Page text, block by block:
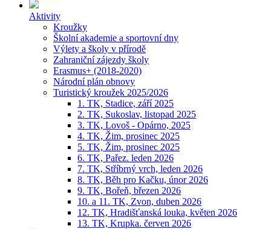
Aktivity
Kroužky
Školní akademie a sportovní dny
Výlety a školy v přírodě
Zahraniční zájezdy školy
Erasmus+ (2018-2020)
Národní plán obnovy
Turistický kroužek 2025/2026
1. TK, Stadice, září 2025
2. TK, Sukoslav, listopad 2025
3. TK, Lovoš - Opárno, 2025
4. TK, Žim, prosinec 2025
5. TK, Žim, prosinec 2025
6. TK, Pařez. leden 2026
7. TK, Stříbrný vrch, leden 2026
8. TK, Běh pro Kačku, únor 2026
9. TK, Bořeň, březen 2026
10. a 11. TK, Zvon, duben 2026
12. TK, Hradišťanská louka, květen 2026
13. TK, Krupka. červen 2026